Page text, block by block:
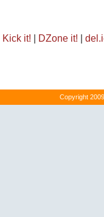
Kick it! | DZone it! |
Copyright